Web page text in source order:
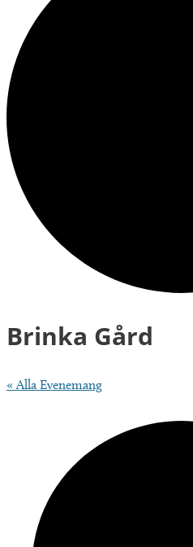
Brinka Gård
« Alla Evenemang